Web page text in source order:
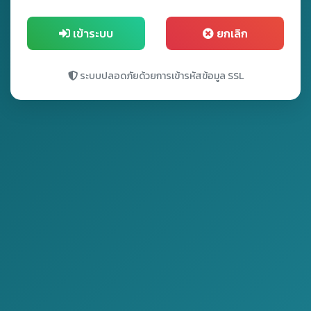
เข้าระบบ ยกเลิก
ระบบปลอดภัยด้วยการเข้ารหัสข้อมูล SSL